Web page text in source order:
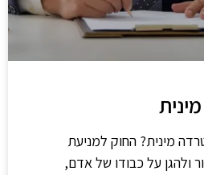
מינית? החוק למניעת
ולהגן על כבודו של אדם,